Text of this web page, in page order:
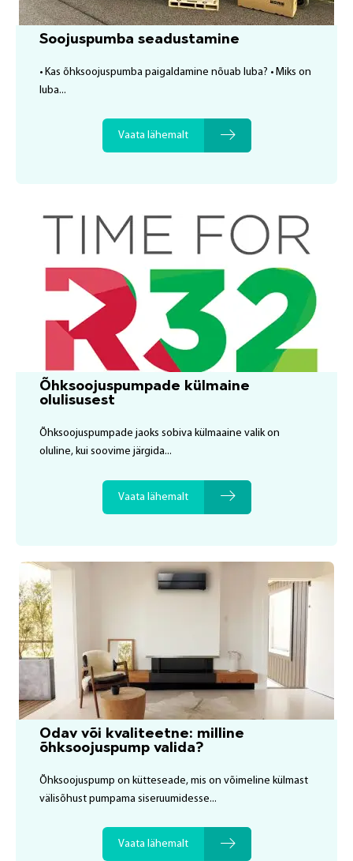
Soojuspumba seadustamine
• Kas õhksoojuspumba paigaldamine nõuab luba? • Miks on
luba...
Vaata lähemalt
Õhksoojuspumpade külmaine
olulisusest
Õhksoojuspumpade jaoks sobiva külmaaine valik on
oluline, kui soovime järgida...
Vaata lähemalt
Odav või kvaliteetne: milline
õhksoojuspump valida?
Õhksoojuspump on kütteseade, mis on võimeline külmast
välisõhust pumpama siseruumidesse...
Vaata lähemalt